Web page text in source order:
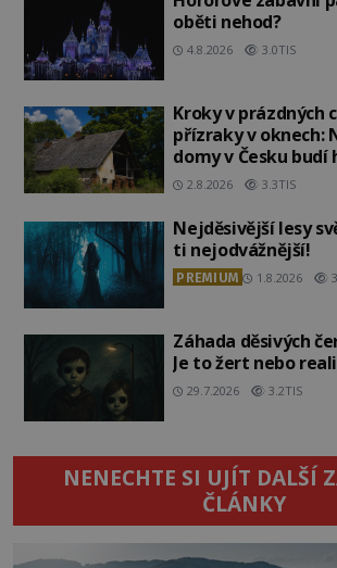
oběti nehod?
4.8.2026 3.0TIS
Kroky v prázdných
přízraky v oknech:
domy v Česku budí
2.8.2026 3.3TIS
Nejděsivější lesy světa:
ti nejodvážnější!
PREMIUM 1.8.2026
Záhada děsivých
Je to žert nebo
29.7.2026 3.2TIS
NENECHTE SI UJÍT DALŠÍ
ČLÁNKY